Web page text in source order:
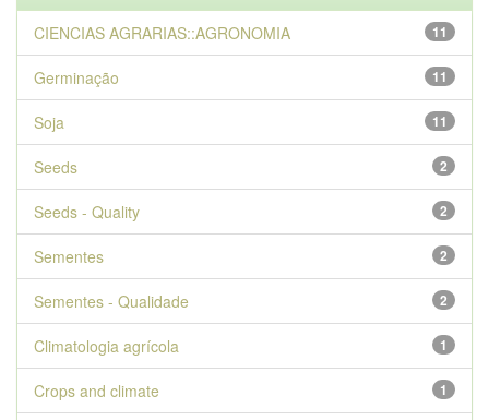
11
CIENCIAS AGRARIAS::AGRONOMIA
11
Germinação
11
Soja
2
Seeds
2
Seeds - Quality
2
Sementes
2
Sementes - Qualidade
1
Climatologia agrícola
1
Crops and climate